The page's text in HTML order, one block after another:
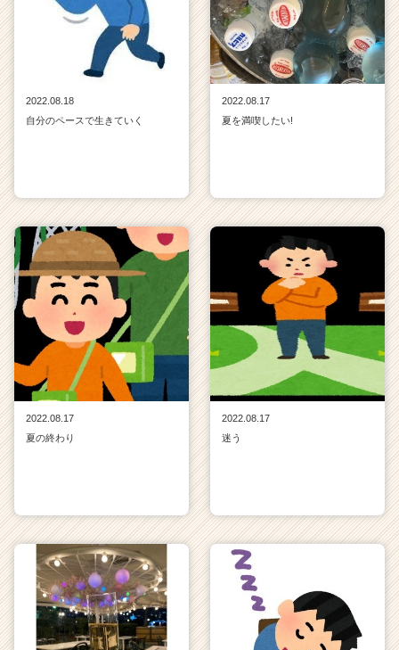
2022.08.18
自分のペースで生きていく
2022.08.17
夏を満喫したい!
2022.08.17
夏の終わり
2022.08.17
迷う